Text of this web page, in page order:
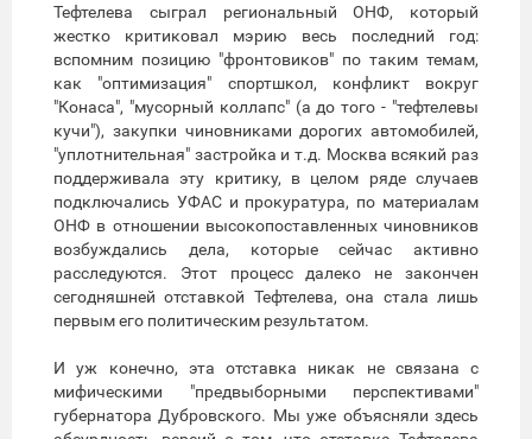
Тефтелева сыграл региональный ОНФ, который
жестко критиковал мэрию весь последний год:
вспомним позицию "фронтовиков" по таким темам,
как "оптимизация" спортшкол, конфликт вокруг
"Конаса", "мусорный коллапс" (а до того - "тефтелевы
кучи"), закупки чиновниками дорогих автомобилей,
"уплотнительная" застройка и т.д. Москва всякий раз
поддерживала эту критику, в целом ряде случаев
подключались УФАС и прокуратура, по материалам
ОНФ в отношении высокопоставленных чиновников
возбуждались дела, которые сейчас активно
расследуются. Этот процесс далеко не закончен
сегодняшней отставкой Тефтелева, она стала лишь
первым его политическим результатом.
И уж конечно, эта отставка никак не связана с
мифическими "предвыборными перспективами"
губернатора Дубровского. Мы уже объясняли здесь